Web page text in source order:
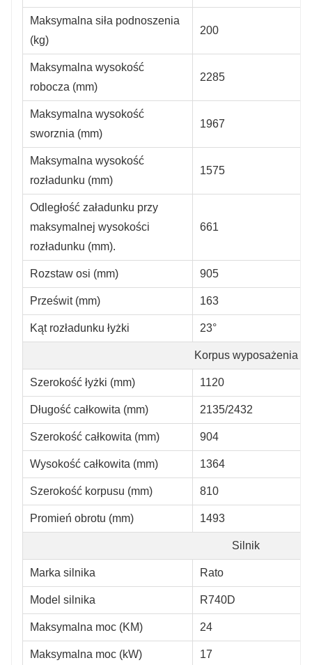
Maksymalna siła podnoszenia
(kg)
200
Maksymalna wysokość
robocza (mm)
2285
Maksymalna wysokość
sworznia (mm)
1967
Maksymalna wysokość
rozładunku (mm)
1575
Odległość załadunku przy
maksymalnej wysokości
rozładunku (mm).
661
Rozstaw osi (mm) 905
Prześwit (mm) 163
Kąt rozładunku łyżki 23°
Korpus wyposażenia
Szerokość łyżki (mm) 1120
Długość całkowita (mm) 2135/2432
Szerokość całkowita (mm) 904
Wysokość całkowita (mm) 1364
Szerokość korpusu (mm) 810
Promień obrotu (mm) 1493
Silnik
Marka silnika Rato
Model silnika R740D
Maksymalna moc (KM) 24
Maksymalna moc (kW) 17